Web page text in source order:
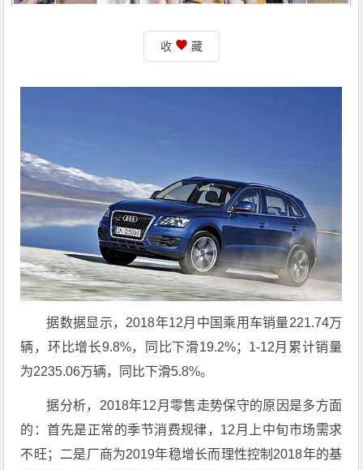
收 藏
据数据显示，2018年12月中国乘用车销量221.74万
辆，环比增长9.8%，同比下滑19.2%；1-12月累计销量
为2235.06万辆，同比下滑5.8%。
据分析，2018年12月零售走势保守的原因是多方面
的：首先是正常的季节消费规律，12月上中旬市场需求
不旺；二是厂商为2019年稳增长而理性控制2018年的基